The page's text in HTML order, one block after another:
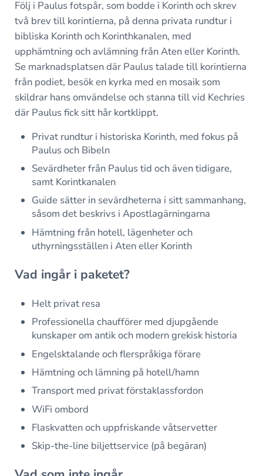
Följ i Paulus fotspår, som bodde i Korinth och skrev
två brev till korintierna, på denna privata rundtur i
bibliska Korinth och Korinthkanalen, med
upphämtning och avlämning från Aten eller Korinth.
Se marknadsplatsen där Paulus talade till korintierna
från podiet, besök en kyrka med en mosaik som
skildrar hans omvändelse och stanna till vid Kechries
där Paulus fick sitt hår kortklippt.
Privat rundtur i historiska Korinth, med fokus på
Paulus och Bibeln
Sevärdheter från Paulus tid och även tidigare,
samt Korintkanalen
Guide sätter in sevärdheterna i sitt sammanhang,
såsom det beskrivs i Apostlagärningarna
Hämtning från hotell, lägenheter och
uthyrningsställen i Aten eller Korinth
Vad ingår i paketet?
Helt privat resa
Professionella chaufförer med djupgående
kunskaper om antik och modern grekisk historia
Engelsktalande och flerspråkiga förare
Hämtning och lämning på hotell/hamn
Transport med privat förstaklassfordon
WiFi ombord
Flaskvatten och uppfriskande våtservetter
Skip-the-line biljettservice (på begäran)